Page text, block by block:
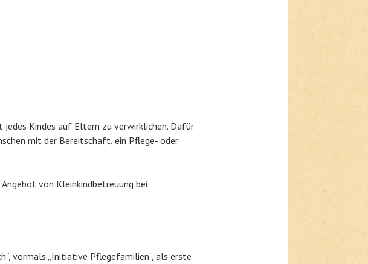
Kindes auf Eltern zu verwirklichen. Dafür
mit der Bereitschaft, ein Pflege- oder
von Kleinkindbetreuung bei
vormals „Initiative Pflegefamilien“, als erste